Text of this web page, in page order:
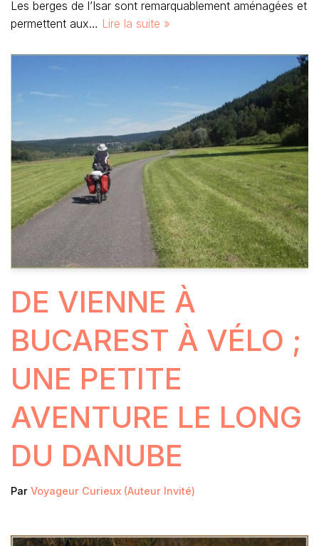
Les berges de l’Isar sont remarquablement aménagées et
permettent aux… Lire la suite »
DE VIENNE À
BUCAREST À VÉLO ;
UNE PETITE
AVENTURE LE LONG
DU DANUBE
Par Voyageur Curieux (Auteur Invité)